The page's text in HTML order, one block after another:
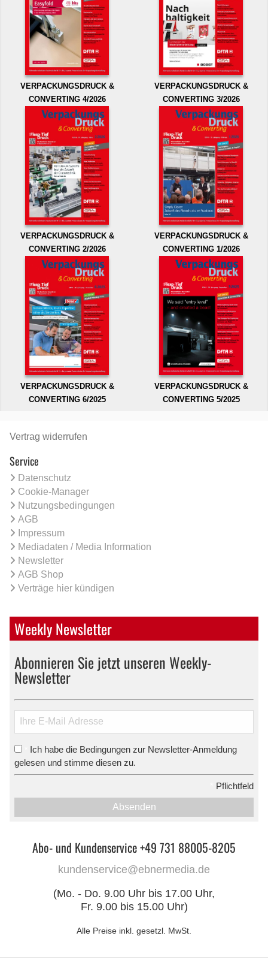
VERPACKUNGSDRUCK &
CONVERTING 4/2026
VERPACKUNGSDRUCK &
CONVERTING 3/2026
VERPACKUNGSDRUCK &
CONVERTING 2/2026
VERPACKUNGSDRUCK &
CONVERTING 1/2026
VERPACKUNGSDRUCK &
CONVERTING 6/2025
VERPACKUNGSDRUCK &
CONVERTING 5/2025
Vertrag widerrufen
Service
Datenschutz
Cookie-Manager
Nutzungsbedingungen
AGB
Impressum
Mediadaten / Media Information
Newsletter
AGB Shop
Verträge hier kündigen
Weekly Newsletter
Abonnieren Sie jetzt unseren Weekly-
Newsletter
Ich habe die Bedingungen zur Newsletter-Anmeldung
gelesen und stimme diesen zu.
Pflichtfeld
Absenden
Abo- und Kundenservice +49 731 88005-8205
kundenservice@ebnermedia.de
(Mo. - Do. 9.00 Uhr bis 17.00 Uhr,
Fr. 9.00 bis 15.00 Uhr)
Alle Preise inkl. gesetzl. MwSt.